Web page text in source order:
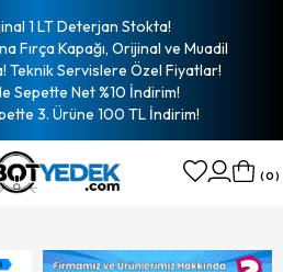
1 LT Deterjan Stokta!
Fırça Kapağı, Orijinal ve Muadil
Teknik Servislere Özel Fiyatlar!
Sepette Net %10 İndirim!
3. Ürüne 100 TL İndirim!
0